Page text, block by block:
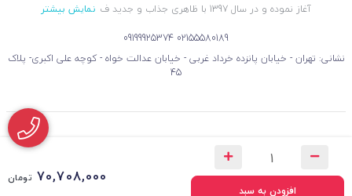
افزودن به سبد
70,708,000 تومان
آغاز نموده و در سال 1397 با ظاهری جذاب و جدید ف
نمایش بیشتر
02155580189
09199925374
نشانی: تهران - خیابان پانزده خرداد غربی - خیابان عدالت خواه - کوچه علی اکبری- پلاک
45